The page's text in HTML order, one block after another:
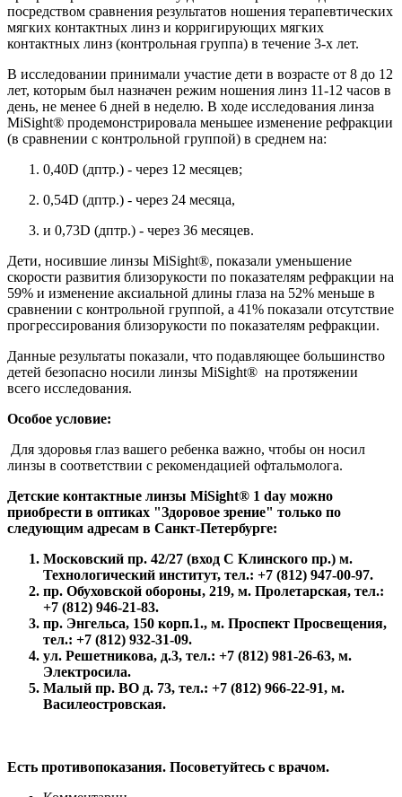
посредством сравнения результатов ношения терапевтических
мягких контактных линз и корригирующих мягких
контактных линз (контрольная группа) в течение 3-х лет.
В исследовании принимали участие дети в возрасте от 8 до 12
лет, которым был назначен режим ношения линз 11-12 часов в
день, не менее 6 дней в неделю. В ходе исследования линза
MiSight® продемонстрировала меньшее изменение рефракции
(в сравнении с контрольной группой) в среднем на:
0,40D (дптр.) - через 12 месяцев;
0,54D (дптр.) - через 24 месяца,
и 0,73D (дптр.) - через 36 месяцев.
Дети, носившие линзы MiSight®, показали уменьшение
скорости развития близорукости по показателям рефракции на
59% и изменение аксиальной длины глаза на 52% меньше в
сравнении с контрольной группой, а 41% показали отсутствие
прогрессирования близорукости по показателям рефракции.
Данные результаты показали, что подавляющее большинство
детей безопасно носили линзы MiSight® на протяжении
всего исследования.
Особое условие:
Для здоровья глаз вашего ребенка важно, чтобы он носил
линзы в соответствии с рекомендацией офтальмолога.
Детские контактные линзы MiSight® 1 day можно
приобрести в оптиках "Здоровое зрение" только по
следующим адресам в Санкт-Петербурге:
Московский пр. 42/27 (вход С Клинского пр.) м.
Технологический институт, тел.: +7 (812) 947-00-97.
пр. Обуховской обороны, 219, м. Пролетарская, тел.:
+7 (812) 946-21-83.
пр. Энгельса, 150 корп.1., м. Проспект Просвещения,
тел.: +7 (812) 932-31-09.
ул. Решетникова, д.3, тел.: +7 (812) 981-26-63, м.
Электросила.
Малый пр. ВО д. 73, тел.: +7 (812) 966-22-91, м.
Василеостровская.
Есть противопоказания. Посоветуйтесь с врачом.